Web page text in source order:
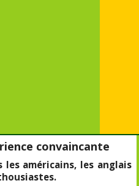
convaincante
les américains, les anglais